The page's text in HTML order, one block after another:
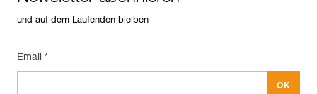
und auf dem Laufenden bleiben
Email *